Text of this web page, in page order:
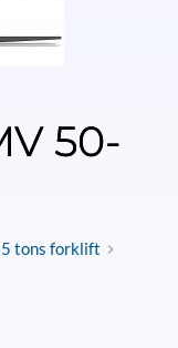
50-
tons forklift